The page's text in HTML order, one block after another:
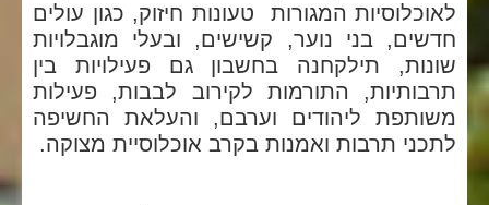
לאוכלוסיות המגורות טעונות חיזוק, כגון עולים
חדשים, בני נוער, קשישים, ובעלי מוגבלויות
שונות, תילקחנה בחשבון גם פעילויות בין
תרבותיות, התורמות לקירוב לבבות, פעילות
משותפת ליהודים וערבם, והעלאת החשיפה
לתכני תרבות ואמנות בקרב אוכלוסיית מצוקה.